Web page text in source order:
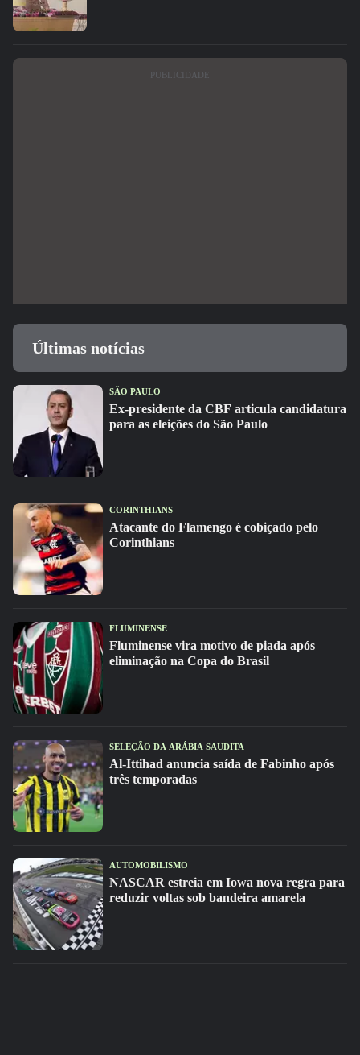
PUBLICIDADE
Últimas notícias
SÃO PAULO
Ex-presidente da CBF articula candidatura
para as eleições do São Paulo
CORINTHIANS
Atacante do Flamengo é cobiçado pelo
Corinthians
FLUMINENSE
Fluminense vira motivo de piada após
eliminação na Copa do Brasil
SELEÇÃO DA ARÁBIA SAUDITA
Al-Ittihad anuncia saída de Fabinho após
três temporadas
AUTOMOBILISMO
NASCAR estreia em Iowa nova regra para
reduzir voltas sob bandeira amarela